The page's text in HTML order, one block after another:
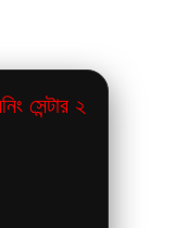
সেন্টার ২